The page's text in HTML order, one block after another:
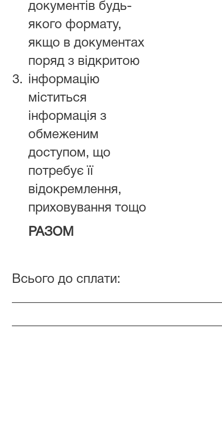
3.
документів будь-
якого формату,
якщо в документах
поряд з відкритою
інформацію
міститься
інформація з
обмеженим
доступом, що
потребує її
відокремлення,
приховування тощо
РАЗОМ
Всього до сплати: